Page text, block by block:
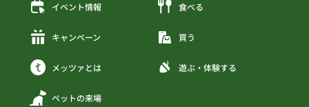
イベント情報
キャンペーン
メッツァとは
ペットの来場
食べる
買う
遊ぶ・体験する